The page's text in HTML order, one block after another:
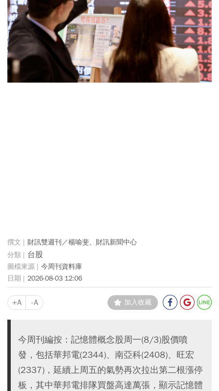
財訊雙週刊／楊喻斐、財訊新聞中心
台股
今周刊資料庫
2026-08-03 12:06
+A -A 加入收藏
今周刊編按：記憶體概念股周一(8/3)股價噴
發，包括華邦電(2344)、南亞科(2408)、旺宏
(2337)，延續上周五的氣勢再次拉出第二根漲停
板，其中華邦電排隊買盤高達萬張，顯示記憶體